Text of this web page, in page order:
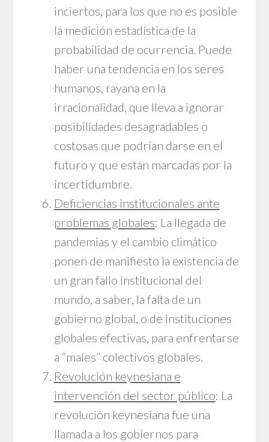
inciertos, para los que no es posible
la medición estadística de la
probabilidad de ocurrencia. Puede
haber una tendencia en los seres
humanos, rayana en la
irracionalidad, que lleva a ignorar
posibilidades desagradables o
costosas que podrían darse en el
futuro y que están marcadas por la
incertidumbre.
Deficiencias institucionales ante
problemas globales: La llegada de
pandemias y el cambio climático
ponen de manifiesto la existencia de
un gran fallo institucional del
mundo, a saber, la falta de un
gobierno global, o de instituciones
globales efectivas, para enfrentarse
a “males” colectivos globales.
Revolución keynesiana e
intervención del sector público: La
revolución keynesiana fue una
llamada a los gobiernos para